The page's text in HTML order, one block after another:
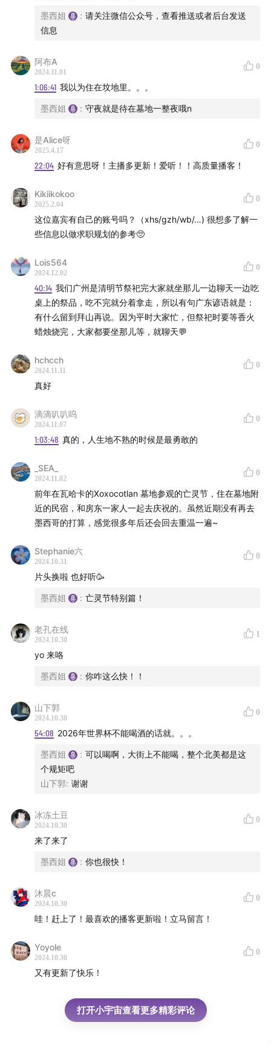
墨西姐 : 请关注微信公众号，查看推送或者后台发送
信息
阿布A
2024.11.01
0
1:06:41 我以为住在坟地里。。。
墨西姐 : 守夜就是待在墓地一整夜哦n
是Alice呀
2025.4.17
0
22:04 好有意思呀！主播多更新！爱听！！高质量播客！
Kikiikokoo
2025.2.04
0
这位嘉宾有自己的账号吗？（xhs/gzh/wb/…) 很想多了解一
些信息以做求职规划的参考🥺
Lois564
2024.12.02
0
40:14 我们广州是清明节祭祀完大家就坐那儿一边聊天一边吃
桌上的祭品，吃不完就分着拿走，所以有句广东谚语就是：
有什么留到拜山再说。因为平时大家忙，但祭祀时要等香火
蜡烛烧完，大家都要坐那儿等，就聊天💬
hchcch
2024.11.11
0
真好
滴滴叭叭呜
2024.11.07
0
1:03:48 真的，人生地不熟的时候是最勇敢的
_SEA_
2024.11.02
0
前年在瓦哈卡的Xoxocotlan 墓地参观的亡灵节，住在墓地附
近的民宿，和房东一家人一起去庆祝的。虽然近期没有再去
墨西哥的打算，感觉很多年后还会回去重温一遍~
Stephanie六
2024.10.31
0
片头换啦 也好听🥳
墨西姐 : 亡灵节特别篇！
老孔在线
2024.10.30
1
yo 来咯
墨西姐 : 你咋这么快！！
山下郭
2024.10.30
0
54:08 2026年世界杯不能喝酒的话就。。。
墨西姐 : 可以喝啊，大街上不能喝，整个北美都是这
个规矩吧
山下郭: 谢谢
冰冻土豆
2024.10.30
0
来了来了
墨西姐 : 你也很快！
沐晨c
2024.10.30
0
哇！赶上了！最喜欢的播客更新啦！立马留言！
Yoyole
2024.10.30
0
又有更新了快乐！
打开小宇宙查看更多精彩评论